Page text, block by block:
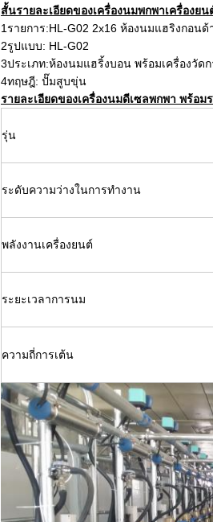
สั้นรายละเอียดของเครื่องนมพกพาเครื่องย
1รายการ:HL-G02 2x16 ห้องนมแฮริงกอน
2รูปแบบ: HL-G02
3ประเภท:ห้องนมแฮริ้งบอน พร้อมเครื่องวัด
4ทฤษฎี: ปั๊มสูบขุ่น
รายละเอียดของเครื่องนมดีเซลพกพา พร้อม
รุ่น
ระดับความว่างในการทํางาน
พลังงานเครื่องยนต์
ระยะเวลาการนม
ความถี่การเต้น